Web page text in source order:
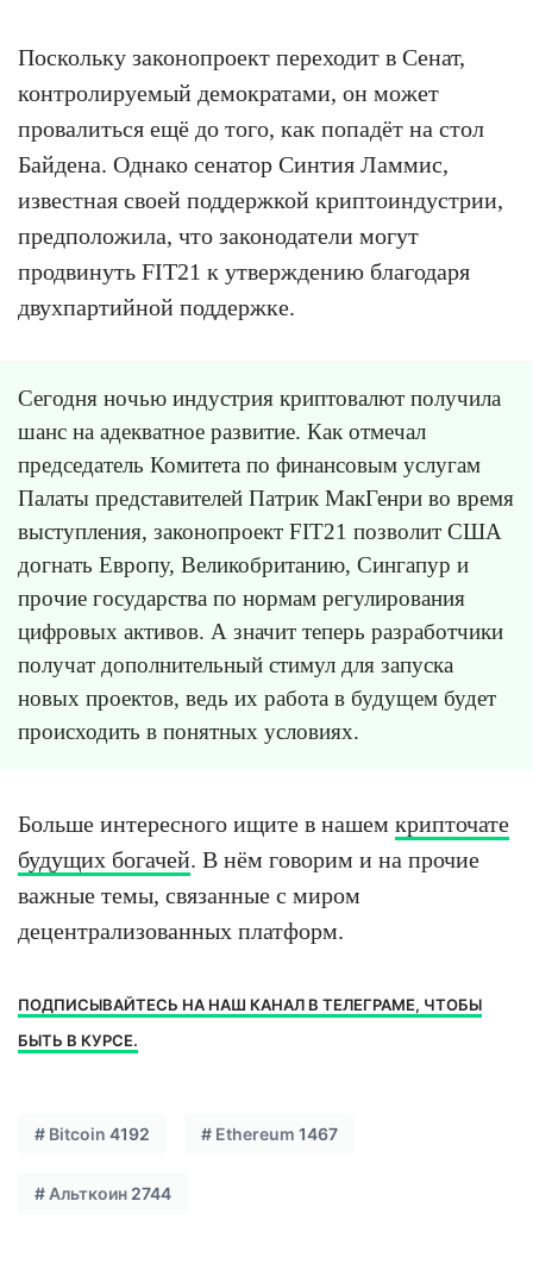
Поскольку законопроект переходит в Сенат,
контролируемый демократами, он может
провалиться ещё до того, как попадёт на стол
Байдена. Однако сенатор Синтия Ламмис,
известная своей поддержкой криптоиндустрии,
предположила, что законодатели могут
продвинуть FIT21 к утверждению благодаря
двухпартийной поддержке.
Сегодня ночью индустрия криптовалют получила
шанс на адекватное развитие. Как отмечал
председатель Комитета по финансовым услугам
Палаты представителей Патрик МакГенри во время
выступления, законопроект FIT21 позволит США
догнать Европу, Великобританию, Сингапур и
прочие государства по нормам регулирования
цифровых активов. А значит теперь разработчики
получат дополнительный стимул для запуска
новых проектов, ведь их работа в будущем будет
происходить в понятных условиях.
Больше интересного ищите в нашем крипточате
будущих богачей. В нём говорим и на прочие
важные темы, связанные с миром
децентрализованных платформ.
ПОДПИСЫВАЙТЕСЬ НА НАШ КАНАЛ В ТЕЛЕГРАМЕ, ЧТОБЫ
БЫТЬ В КУРСЕ.
# Bitcoin 4192 # Ethereum 1467
# Альткоин 2744